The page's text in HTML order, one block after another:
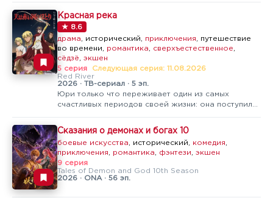
пренебрежения со стороны мачехи и сводной
сестры. Когда сестру по приказу короны должны
отправить на север к местному…
Красная река
★ 8.6
драма, исторический, приключения, путешествие
во времени, романтика, сверхъестественное,
сёдзё, экшен
5 серия
Следующая серия: 11.08.2026
Red River
2026 · ТВ-сериал · 5 эп.
Юри только что переживает один из самых
счастливых периодов своей жизни: она поступила
детства, который стал её парнем. Но вскоре
привычная жизнь начинает давать сбой — девушка
замечает, что вода рядом с ней ведёт…
Сказания о демонах и богах 10
боевые искусства, исторический, комедия,
приключения, романтика, фэнтези, экшен
9 серия
Tales of Demon and God 10th Season
2026 · ONA · 56 эп.